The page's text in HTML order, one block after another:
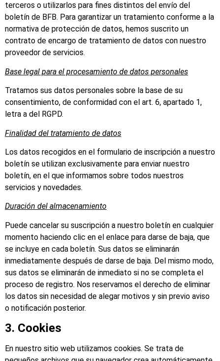
terceros o utilizarlos para fines distintos del envío del
boletín de BFB. Para garantizar un tratamiento conforme a la
normativa de protección de datos, hemos suscrito un
contrato de encargo de tratamiento de datos con nuestro
proveedor de servicios.
Base legal para el procesamiento de datos personales
Tratamos sus datos personales sobre la base de su
consentimiento, de conformidad con el art. 6, apartado 1,
letra a del RGPD.
Finalidad del tratamiento de datos
Los datos recogidos en el formulario de inscripción a nuestro
boletín se utilizan exclusivamente para enviar nuestro
boletín, en el que informamos sobre todos nuestros
servicios y novedades.
Duración del almacenamiento
Puede cancelar su suscripción a nuestro boletín en cualquier
momento haciendo clic en el enlace para darse de baja, que
se incluye en cada boletín. Sus datos se eliminarán
inmediatamente después de darse de baja. Del mismo modo,
sus datos se eliminarán de inmediato si no se completa el
proceso de registro. Nos reservamos el derecho de eliminar
los datos sin necesidad de alegar motivos y sin previo aviso
o notificación posterior.
3. Cookies
En nuestro sitio web utilizamos cookies. Se trata de